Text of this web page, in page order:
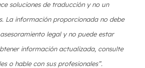
soluciones de traducción y no un
La información proporcionada no debe
legal y no puede estar
información actualizada, consulte
o hable con sus profesionales”.